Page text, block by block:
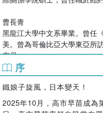
日本首相。壓倒般的民意授
明治維新」。
父親是普通職員，母親是員
立志做日本的佘契爾夫人。
夢想成真的背後有巨人之手
理，安倍晉三提攜他政壇之
首相；而佘契爾夫人、李光
曹長青
黑龍江大學中文系畢業。曾任
美。曾為哥倫比亞大學東亞所
究員。
在多家報刊發表過專欄文章等
新聞評論。現有YouTube上的
（@caochangqing）和臉書上
出版有：《詩的技巧》（與人
序
鐵娘子旋風，日本變天！
2025年10月，高市早苗成為